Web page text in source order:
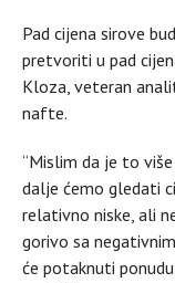
Pad cijena sirove
pretvoriti u pad
Kloza, veteran
nafte.
“Mislim da je to
dalje ćemo gledati
relativno niske, ali
gorivo sa
će potaknuti